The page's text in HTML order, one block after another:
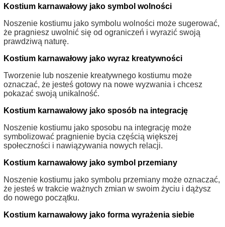
Kostium karnawałowy jako symbol wolności
Noszenie kostiumu jako symbolu wolności może sugerować,
że pragniesz uwolnić się od ograniczeń i wyrazić swoją
prawdziwą naturę.
Kostium karnawałowy jako wyraz kreatywności
Tworzenie lub noszenie kreatywnego kostiumu może
oznaczać, że jesteś gotowy na nowe wyzwania i chcesz
pokazać swoją unikalność.
Kostium karnawałowy jako sposób na integrację
Noszenie kostiumu jako sposobu na integrację może
symbolizować pragnienie bycia częścią większej
społeczności i nawiązywania nowych relacji.
Kostium karnawałowy jako symbol przemiany
Noszenie kostiumu jako symbolu przemiany może oznaczać,
że jesteś w trakcie ważnych zmian w swoim życiu i dążysz
do nowego początku.
Kostium karnawałowy jako forma wyrażenia siebie